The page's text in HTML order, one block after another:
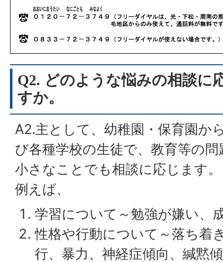
Q2. どのような悩みの相談に
すか。
A2.主として、幼稚園・保育園か
び各種学校の生徒で、教育等の
小さなことでも相談に応じます。
例えば、
学習について～勉強が嫌い、
性格や行動について～落ち着
行、暴力、神経症傾向、緘黙